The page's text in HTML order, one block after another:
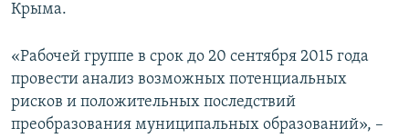
Крыма.
«Рабочей группе в срок до 20 сентября 2015 года
провести анализ возможных потенциальных
рисков и положительных последствий
преобразования муниципальных образований», –